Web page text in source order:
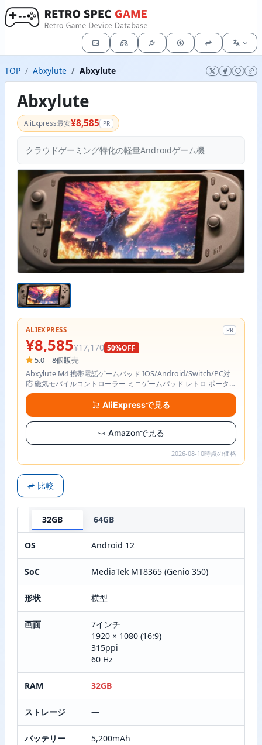
TOP Abxylute Abxylute
Abxylute
AliExpress最安¥8,585 PR
クラウドゲーミング特化の軽量Androidゲーム機
ALIEXPRESS PR
¥8,585¥17,170 50%OFF
5.0 8個販売
Abxylute M4 携帯電話ゲームパッド IOS/Android/Switch/PC対
応 磁気モバイルコントローラー ミニゲームパッド レトロ ポータブ
ル MagSafe対応
AliExpressで見る
Amazonで見る
2026-08-10時点の価格
比較
32GB 64GB
OS Android 12
SoC MediaTek MT8365 (Genio 350)
形状 横型
画面
7インチ
1920 × 1080 (16:9)
315ppi
60 Hz
RAM 32GB
ストレージ —
バッテリー 5,200mAh